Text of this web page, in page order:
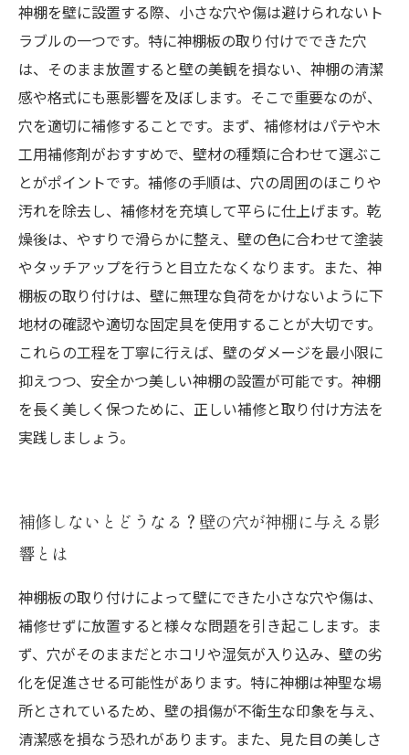
神棚を壁に設置する際、小さな穴や傷は避けられないト
ラブルの一つです。特に神棚板の取り付けでできた穴
は、そのまま放置すると壁の美観を損ない、神棚の清潔
感や格式にも悪影響を及ぼします。そこで重要なのが、
穴を適切に補修することです。まず、補修材はパテや木
工用補修剤がおすすめで、壁材の種類に合わせて選ぶこ
とがポイントです。補修の手順は、穴の周囲のほこりや
汚れを除去し、補修材を充填して平らに仕上げます。乾
燥後は、やすりで滑らかに整え、壁の色に合わせて塗装
やタッチアップを行うと目立たなくなります。また、神
棚板の取り付けは、壁に無理な負荷をかけないように下
地材の確認や適切な固定具を使用することが大切です。
これらの工程を丁寧に行えば、壁のダメージを最小限に
抑えつつ、安全かつ美しい神棚の設置が可能です。神棚
を長く美しく保つために、正しい補修と取り付け方法を
実践しましょう。
補修しないとどうなる？壁の穴が神棚に与える影
響とは
神棚板の取り付けによって壁にできた小さな穴や傷は、
補修せずに放置すると様々な問題を引き起こします。ま
ず、穴がそのままだとホコリや湿気が入り込み、壁の劣
化を促進させる可能性があります。特に神棚は神聖な場
所とされているため、壁の損傷が不衛生な印象を与え、
清潔感を損なう恐れがあります。また、見た目の美しさ